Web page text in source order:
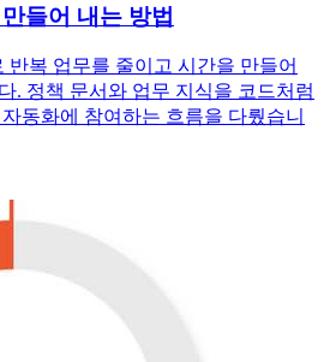
들어 내는 방법
복 업무를 줄이고 시간을 만들어
. 정책 문서와 업무 지식을 코드처럼
동화에 참여하는 흐름을 다뤘습니